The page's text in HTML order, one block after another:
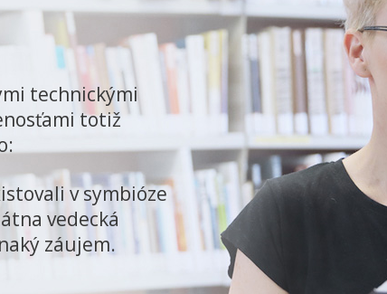
technickými
totiž
v symbióze
vedecká
záujem.